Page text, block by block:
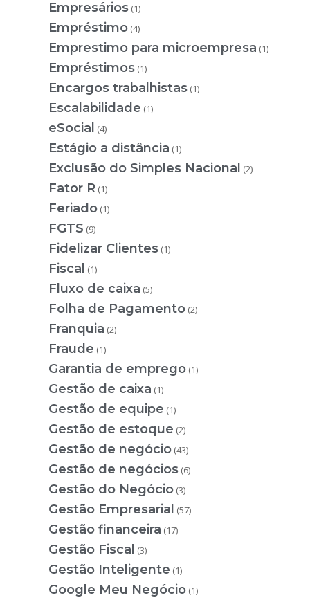
Empresários (1)
Empréstimo (4)
Emprestimo para microempresa (1)
Empréstimos (1)
Encargos trabalhistas (1)
Escalabilidade (1)
eSocial (4)
Estágio a distância (1)
Exclusão do Simples Nacional (2)
Fator R (1)
Feriado (1)
FGTS (9)
Fidelizar Clientes (1)
Fiscal (1)
Fluxo de caixa (5)
Folha de Pagamento (2)
Franquia (2)
Fraude (1)
Garantia de emprego (1)
Gestão de caixa (1)
Gestão de equipe (1)
Gestão de estoque (2)
Gestão de negócio (43)
Gestão de negócios (6)
Gestão do Negócio (3)
Gestão Empresarial (57)
Gestão financeira (17)
Gestão Fiscal (3)
Gestão Inteligente (1)
Google Meu Negócio (1)